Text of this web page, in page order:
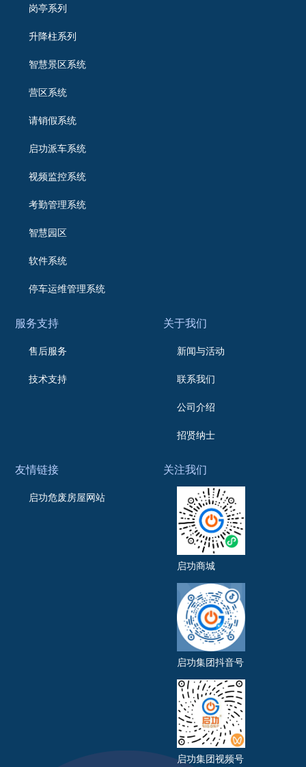
岗亭系列
升降柱系列
智慧景区系统
营区系统
请销假系统
启功派车系统
视频监控系统
考勤管理系统
智慧园区
软件系统
停车运维管理系统
服务支持
售后服务
技术支持
关于我们
新闻与活动
联系我们
公司介绍
招贤纳士
友情链接
启功危废房屋网站
关注我们
启功商城
启功集团抖音号
启功集团视频号